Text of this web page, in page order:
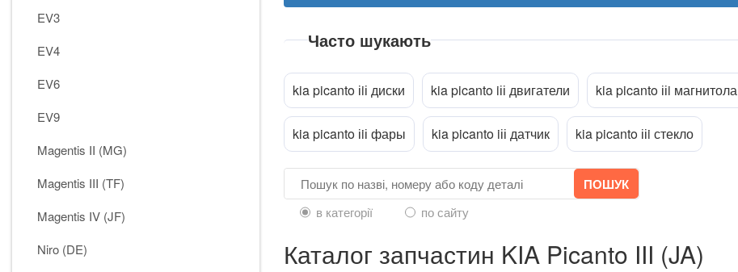
EV3
EV4
EV6
EV9
Magentis II (MG)
Magentis III (TF)
Magentis IV (JF)
Niro (DE)
Часто шукають
kia picanto іiі диски kia picanto iіі двигатели kia picanto ііi магнитола
kia picanto іiі фары kia picanto iіі датчик kia picanto ііi стекло
в категорії по сайту
Каталог запчастин KIA Picanto III (JA)